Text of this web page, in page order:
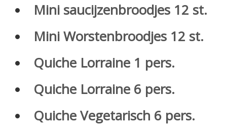
Mini saucijzenbroodjes 12 st.
Mini Worstenbroodjes 12 st.
Quiche Lorraine 1 pers.
Quiche Lorraine 6 pers.
Quiche Vegetarisch 6 pers.